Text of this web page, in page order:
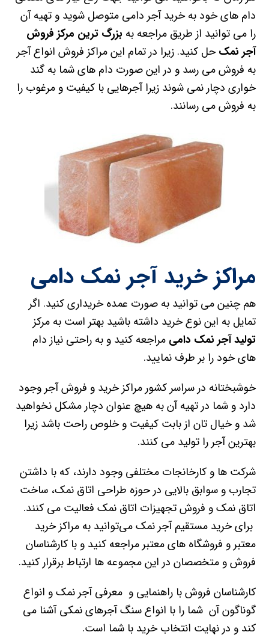
دام های خود به خرید آجر دامی متوصل شوید و تهیه آن
را می توانید از طریق مراجعه به بزرگ ترین مرکز فروش
آجر نمکحل کنید. زیرا در تمام این مراکز فروش انواع آجر
به فروش می رسد و در این صورت دام های شما به گند
خواری دچار نمی شوند زیرا آجرهایی با کیفیت و مرغوب را
به فروش می رسانند.
مراکز خرید آجر نمک دامی
هم چنین می توانید به صورت عمده خریداری کنید. اگر
تمایل به این نوع خرید داشته باشید بهتر است به مرکز
تولید آجر نمک دامیمراجعه کنید و به راحتی نیاز دام
های خود را بر طرف نمایید.
خوشبختانه در سراسر کشور مراکز خرید و فروش آجر وجود
دارد و شما در تهیه آن به هیچ عنوان دچار مشکل نخواهید
شد و خیال تان از بابت کیفیت و خلوص راحت باشد زیرا
بهترین آجر را تولید می کنند.
شرکت ها و کارخانجات مختلفی وجود دارند، که با داشتن
تجارب و سوابق بالایی در حوزه طراحی اتاق نمک، ساخت
اتاق نمک و فروش تجهیزات اتاق نمک فعالیت می کنند.
برای خرید مستقیم آجر نمک می‌توانید به مراکز خرید
معتبر و فروشگاه های معتبر مراجعه کنید و با کارشناسان
فروش و متخصصان در این مجموعه ها ارتباط برقرار کنید.
کارشناسان فروش با راهنمایی و معرفی آجر نمک و انواع
گوناگون آن شما را با انواع سنگ آجرهای نمکی آشنا می
کند و در نهایت انتخاب خرید با شما است.